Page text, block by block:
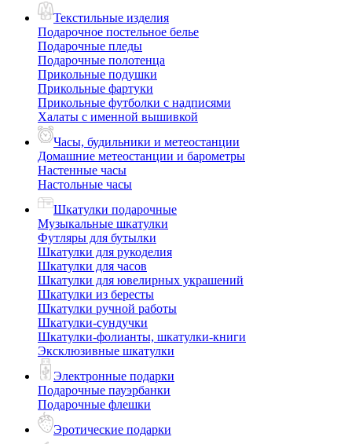
Текстильные изделия
Подарочное постельное белье
Подарочные пледы
Подарочные полотенца
Прикольные подушки
Прикольные фартуки
Прикольные футболки с надписями
Халаты с именной вышивкой
Часы, будильники и метеостанции
Домашние метеостанции и барометры
Настенные часы
Настольные часы
Шкатулки подарочные
Музыкальные шкатулки
Футляры для бутылки
Шкатулки для рукоделия
Шкатулки для часов
Шкатулки для ювелирных украшений
Шкатулки из бересты
Шкатулки ручной работы
Шкатулки-сундучки
Шкатулки-фолианты, шкатулки-книги
Эксклюзивные шкатулки
Электронные подарки
Подарочные пауэрбанки
Подарочные флешки
Эротические подарки